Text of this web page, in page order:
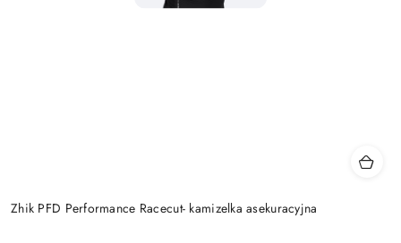
Zhik PFD Performance Racecut- kamizelka asekuracyjna